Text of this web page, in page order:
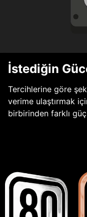
İstediğin
Tercihlerine göre
verime ulaştırmak
birbirinden farklı